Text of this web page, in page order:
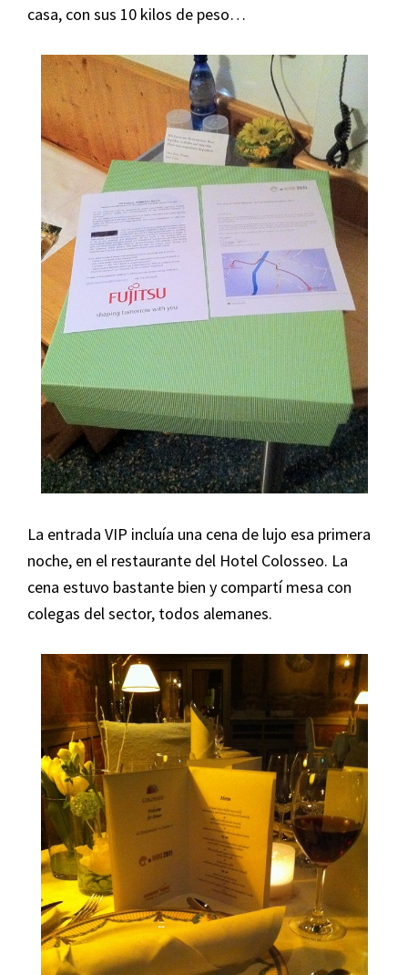
casa, con sus 10 kilos de peso…
La entrada VIP incluía una cena de lujo esa primera
noche, en el restaurante del Hotel Colosseo. La
cena estuvo bastante bien y compartí mesa con
colegas del sector, todos alemanes.